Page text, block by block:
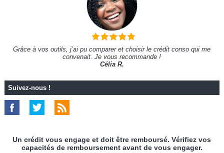
Grâce à vos outils, j’ai pu comparer et choisir le crédit conso qui me
convenait. Je vous recommande !
Célia R.
Suivez-nous !
Un crédit vous engage et doit être remboursé. Vérifiez vos
capacités de remboursement avant de vous engager.